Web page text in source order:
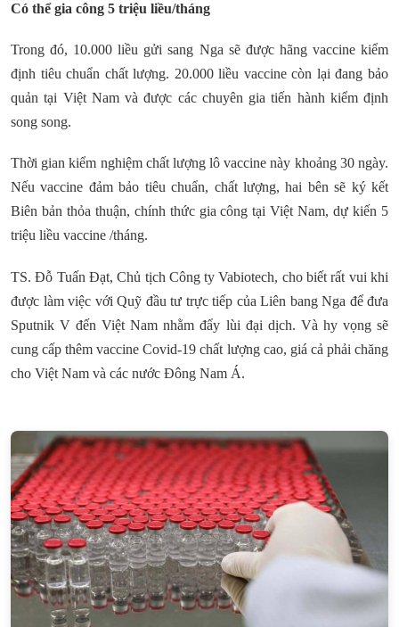
Có thể gia công 5 triệu liều/tháng
Trong đó, 10.000 liều gửi sang Nga sẽ được hãng vaccine kiểm
định tiêu chuẩn chất lượng. 20.000 liều vaccine còn lại đang bảo
quản tại Việt Nam và được các chuyên gia tiến hành kiểm định
song song.
Thời gian kiểm nghiệm chất lượng lô vaccine này khoảng 30 ngày.
Nếu vaccine đảm bảo tiêu chuẩn, chất lượng, hai bên sẽ ký kết
Biên bản thỏa thuận, chính thức gia công tại Việt Nam, dự kiến 5
triệu liều vaccine /tháng.
TS. Đỗ Tuấn Đạt, Chủ tịch Công ty Vabiotech, cho biết rất vui khi
được làm việc với Quỹ đầu tư trực tiếp của Liên bang Nga để đưa
Sputnik V đến Việt Nam nhằm đẩy lùi đại dịch. Và hy vọng sẽ
cung cấp thêm vaccine Covid-19 chất lượng cao, giá cả phải chăng
cho Việt Nam và các nước Đông Nam Á.